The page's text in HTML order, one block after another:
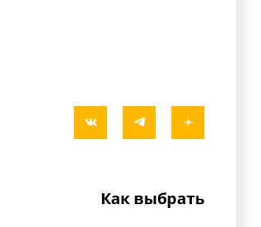
Как выбрать